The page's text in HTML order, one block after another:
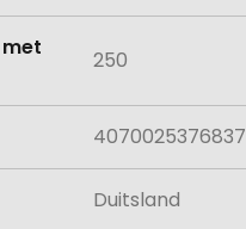
250
4070025376837
Duitsland